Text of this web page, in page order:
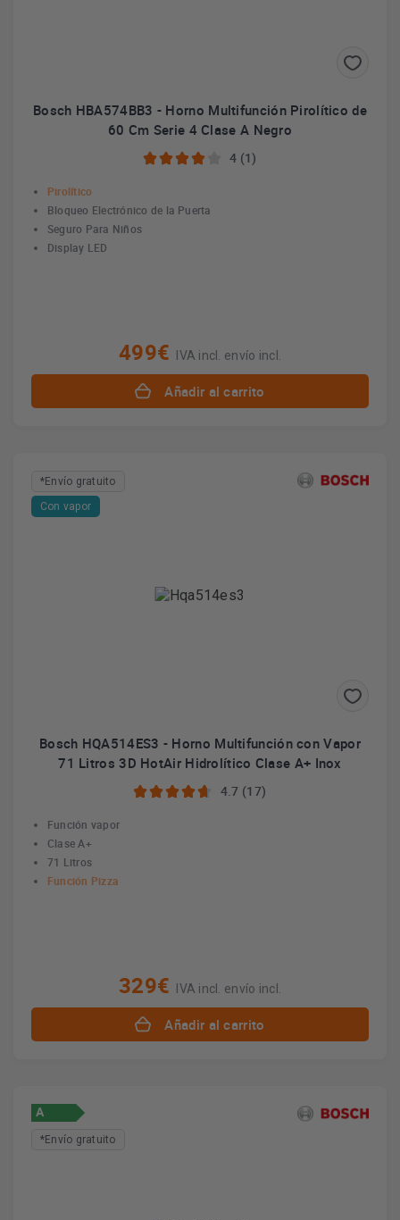
Bosch HBA574BB3 - Horno Multifunción Pirolítico de
60 Cm Serie 4 Clase A Negro
4 (1)
Pirolítico
Bloqueo Electrónico de la Puerta
Seguro Para Niños
Display LED
499€ IVA incl. envío incl.
Añadir al carrito
*Envío gratuito
Con vapor
Bosch HQA514ES3 - Horno Multifunción con Vapor
71 Litros 3D HotAir Hidrolítico Clase A+ Inox
4.7 (17)
Función vapor
Clase A+
71 Litros
Función Pizza
329€ IVA incl. envío incl.
Añadir al carrito
A
*Envío gratuito